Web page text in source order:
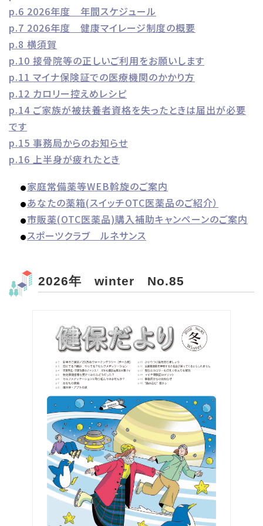
p.6 2026年度 年間スケジュール
p.7 2026年度 健康マイレージ制度の概要
p.8 横須賀
p.10 接骨院等の正しいご利用をお願いします
p.11 マイナ保険証での医療機関のかかり方
p.12 カロリー控えめレシピ
p.14 ご家族が被扶養者資格を失ったときは届出が必要
です
p.15 事務局からのお知らせ
p.16 上半身が疲れたとき
● 家庭常備薬等WEB斡旋のご案内
● あなたの薬箱(スイッチOTC医薬品のご紹介）
● 市販薬(OTC医薬品)購入補助キャンペーンのご案内
● スポーツクラブ ルネサンス
2026年 winter No.85